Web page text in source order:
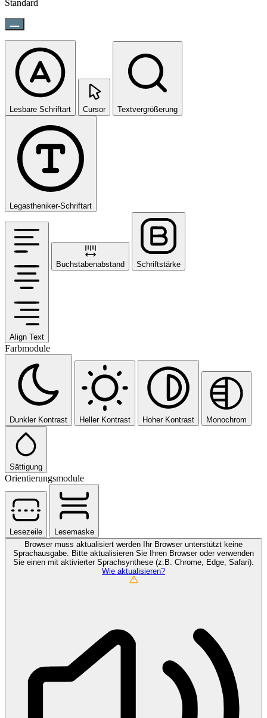
Standard
Lesbare Schriftart Cursor Textvergrößerung
Legastheniker-Schriftart
Align Text
Buchstabenabstand Schriftstärke
Farbmodule
Dunkler Kontrast Heller Kontrast Hoher Kontrast Monochrom
Sättigung
Orientierungsmodule
Lesezeile
Lesemaske
Browser muss aktualisiert werden Ihr Browser unterstützt keine
Sprachausgabe. Bitte aktualisieren Sie Ihren Browser oder verwenden
Sie einen mit aktivierter Sprachsynthese (z.B. Chrome, Edge, Safari).
Wie aktualisieren?